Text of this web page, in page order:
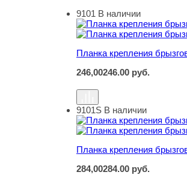
Планка крепления
9101 В наличии
Планка крепления
246,00246.00 руб.
Планка крепления
9101S В наличии
Планка крепления
284,00284.00 руб.